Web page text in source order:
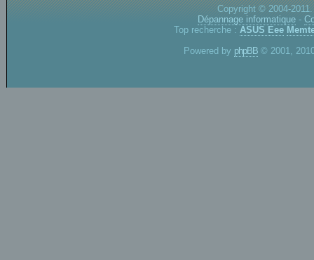
Copyright © 2004-
Dépannage informatique -
Top recherche : ASUS Eee
Powered by phpBB © 2001,